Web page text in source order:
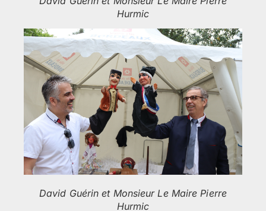
Hurmic
David Guérin et Monsieur Le Maire Pierre
Hurmic